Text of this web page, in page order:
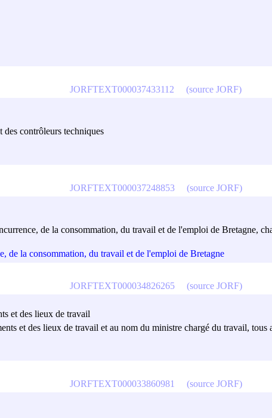
des contrôleurs techniques
JORFTEXT000037433112 (source JORF)
de la consommation, du travail et de l'emploi de Bretagne,
de la consommation, du travail et de l'emploi de Bretagne
JORFTEXT000037248853 (source JORF)
et des lieux de travail
et des lieux de travail et au nom du ministre chargé du travail, tous
JORFTEXT000034826265 (source JORF)
JORFTEXT000033860981 (source JORF)